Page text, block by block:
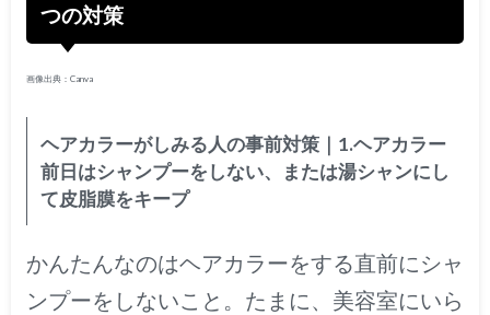
つの対策
画像出典：Canva
ヘアカラーがしみる人の事前対策｜1.ヘアカラー
前日はシャンプーをしない、または湯シャンにし
て皮脂膜をキープ
かんたんなのはヘアカラーをする直前にシャ
ンプーをしないこと。たまに、美容室にいら